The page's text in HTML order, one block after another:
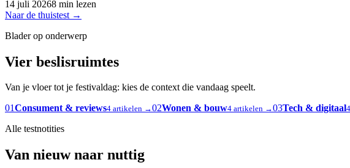
14 juli 20268 min lezen
Naar de thuistest →
Blader op onderwerp
Vier beslisruimtes
Van je vloer tot je festivaldag: kies de context die vandaag speelt.
01Consument & reviews4 artikelen →02Wonen & bouw4 artikelen →03Tech & digitaal
Alle testnotities
Van nieuw naar nuttig